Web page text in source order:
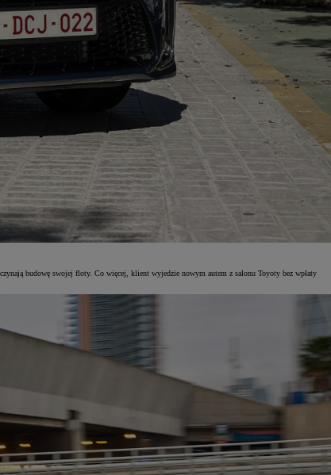
budowę swojej floty. Co więcej, klient wyjedzie nowym autem z salonu Toyoty bez wpłaty